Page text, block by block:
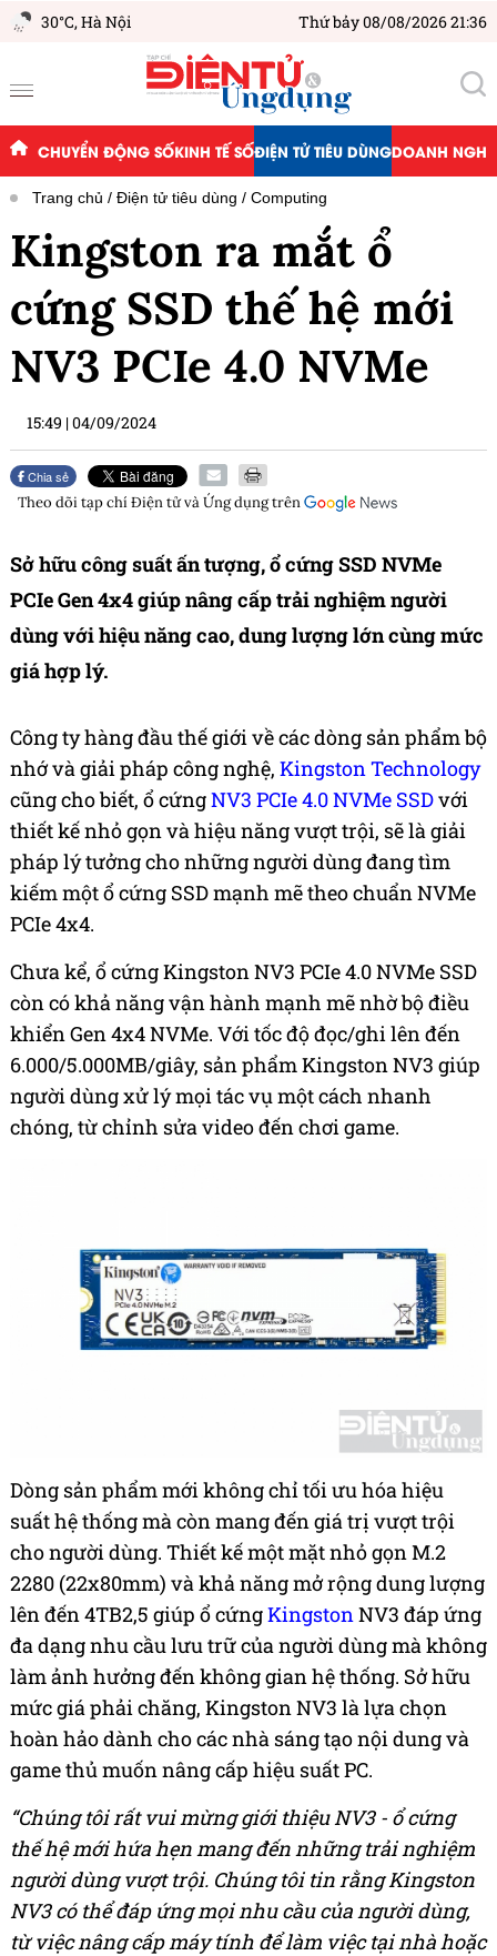
30°C,Hà Nội Thứ bảy 08/08/2026 21:36
CHUYỂN ĐỘNG SỐKINH TẾ SỐĐIỆN TỬ TIÊU DÙNGDOANH
Trang chủ Điện tử tiêu dùng Computing
Kingston ra mắt ổ
cứng SSD thế hệ mới
NV3 PCIe 4.0 NVMe
15:49 |04/09/2024
Chia sẻ
Theo dõi tạp chíĐiện tử và Ứng dụngtrên
Sở hữu công suất ấn tượng,ổ cứng SSD NVMe
PCIe Gen 4x4 giúp nâng cấp trải nghiệm người
dùng với hiệu năng cao, dung lượng lớn cùng mức
giá hợp lý.
Công ty hàng đầu thế giới về các dòng sản phẩm bộ
nhớ và giải pháp công nghệ, Kingston Technology
cũng cho biết, ổ cứngNV3 PCIe 4.0 NVMe SSDvới
thiết kế nhỏ gọn và hiệu năng vượt trội, sẽ là giải
pháp lý tưởng cho những người dùng đang tìm
kiếm một ổ cứng SSD mạnh mẽ theo chuẩn NVMe
PCIe 4x4.
Chưa kể, ổ cứng Kingston NV3 PCIe 4.0 NVMe SSD
còn có khả năng vận hành mạnh mẽ nhờ bộ điều
khiển Gen 4x4 NVMe. Với tốc độ đọc/ghi lên đến
6.000/5.000MB/giây, sản phẩm Kingston NV3 giúp
người dùng xử lý mọi tác vụ một cách nhanh
chóng, từ chỉnh sửa video đến chơi game.
Dòng sản phẩm mới không chỉ tối ưu hóa hiệu
suất hệ thống mà còn mang đến giá trị vượt trội
cho người dùng. Thiết kế một mặt nhỏ gọn M.2
2280 (22x80mm) và khả năng mở rộng dung lượng
lên đến 4TB2,5 giúp ổ cứngKingstonNV3 đáp ứng
đa dạng nhu cầu lưu trữ của người dùng mà không
làm ảnh hưởng đến không gian hệ thống. Sở hữu
mức giá phải chăng, Kingston NV3 là lựa chọn
hoàn hảo dành cho các nhà sáng tạo nội dung và
game thủ muốn nâng cấp hiệu suất PC.
“Chúng tôi rất vui mừng giới thiệu NV3 - ổ cứng
thế hệ mới hứa hẹn mang đến những trải nghiệm
người dùng vượt trội. Chúng tôi tin rằng Kingston
NV3 có thể đáp ứng mọi nhu cầu của người dùng,
từ việc nâng cấp máy tính để làm việc tại nhà hoặc